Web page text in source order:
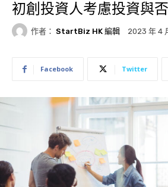
初創投資人考慮投資與
作者： StartBiz HK 編輯 2023 年 4
Facebook Twitter